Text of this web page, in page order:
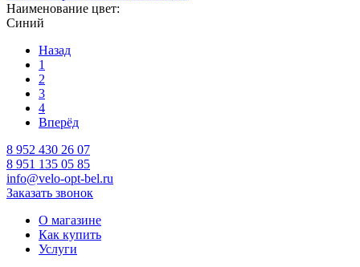
Наименование цвет:
Синий
Назад
1
2
3
4
Вперёд
8 952 430 26 07
8 951 135 05 85
info@velo-opt-bel.ru
Заказать звонок
О магазине
Как купить
Услуги